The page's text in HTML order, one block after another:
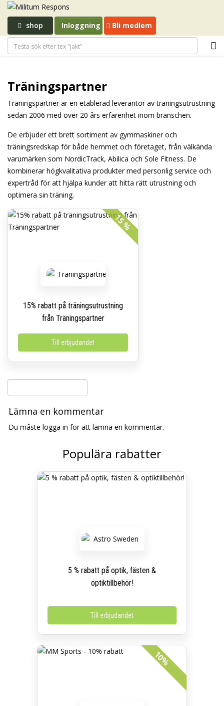
shop Inloggning Bli medlem
Träningspartner
Träningspartner är en etablerad leverantör av träningsutrustning
sedan 2006 med över 20 års erfarenhet inom branschen.
De erbjuder ett brett sortiment av gymmaskiner och
träningsredskap för både hemmet och företaget, från välkända
varumärken som NordicTrack, Abilica och Sole Fitness. De
kombinerar högkvalitativa produkter med personlig service och
expertråd för att hjälpa kunder att hitta rätt utrustning och
optimera sin träning.
15 %
15% rabatt på träningsutrustning
från Träningspartner
Till erbjudandet
Lämna en kommentar
Du måste logga in för att lämna en kommentar.
Populära rabatter
5 % rabatt på optik, fästen &
optiktillbehör!
Till erbjudandet
10%